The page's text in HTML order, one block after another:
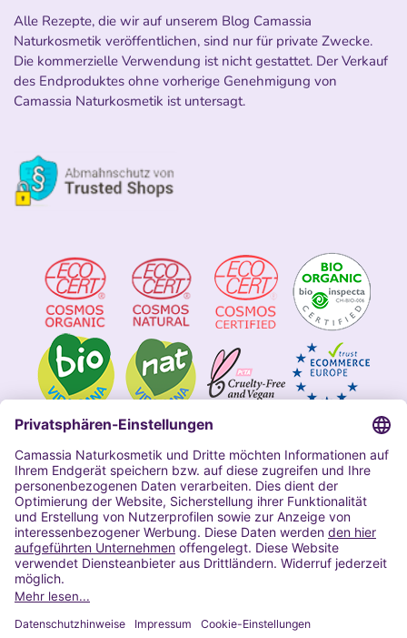
Alle Rezepte, die wir auf unserem Blog Camassia
Naturkosmetik veröffentlichen, sind nur für private Zwecke.
Die kommerzielle Verwendung ist nicht gestattet. Der Verkauf
des Endproduktes ohne vorherige Genehmigung von
Camassia Naturkosmetik ist untersagt.
Impressum
Allgemeine Geschäftsbedingungen
Datenschutzerklärung Camassia
Widerrufsbelehrung
Copyright 2020 | Alle Rechte vorbehalten